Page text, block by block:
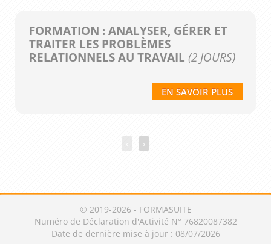
FORMATION : ANALYSER, GÉRER ET
TRAITER LES PROBLÈMES
RELATIONNELS AU TRAVAIL (2 JOURS)
EN SAVOIR PLUS
›
© 2019-2026 - FORMASUITE
Numéro de Déclaration d'Activité N° 76820087382
Date de dernière mise à jour : 08/07/2026